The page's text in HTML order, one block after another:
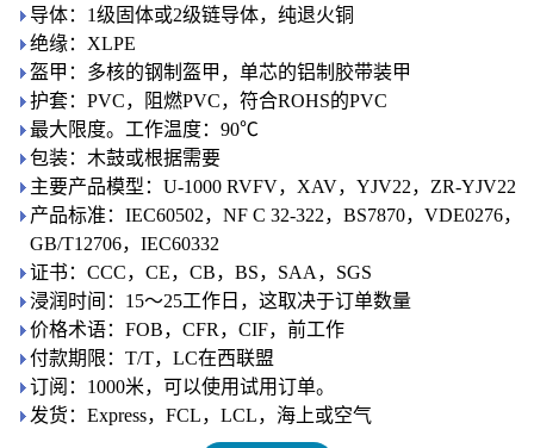
导体：1级固体或2级链导体，纯退火铜
绝缘：XLPE
盔甲：多核的钢制盔甲，单芯的铝制胶带装甲
护套：PVC，阻燃PVC，符合ROHS的PVC
最大限度。工作温度：90℃
包装：木鼓或根据需要
主要产品模型：U-1000 RVFV，XAV，YJV22，ZR-YJV22
产品标准：IEC60502，NF C 32-322，BS7870，VDE0276，
GB/T12706，IEC60332
证书：CCC，CE，CB，BS，SAA，SGS
浸润时间：15〜25工作日，这取决于订单数量
价格术语：FOB，CFR，CIF，前工作
付款期限：T/T，LC在西联盟
订阅：1000米，可以使用试用订单。
发货：Express，FCL，LCL，海上或空气